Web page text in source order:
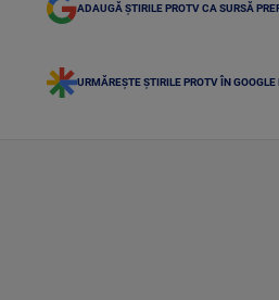
ADAUGĂ ȘTIRILE PROTV CA SURSĂ
URMĂREȘTE ȘTIRILE PROTV ÎN GOOGLE